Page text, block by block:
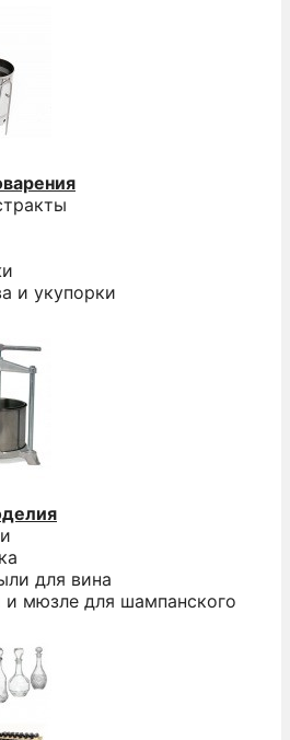
и укупорки
для вина
и мюзле для шампанского